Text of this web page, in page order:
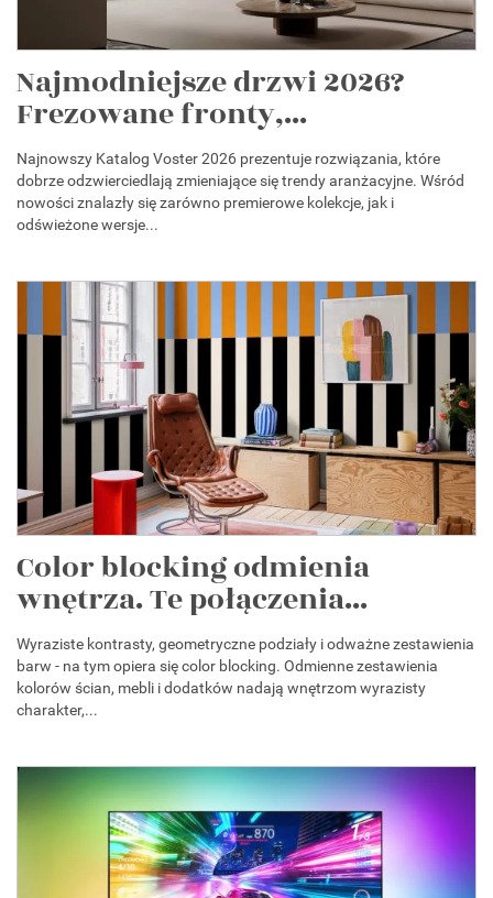
Najmodniejsze drzwi 2026?
Frezowane fronty,...
Najnowszy Katalog Voster 2026 prezentuje rozwiązania, które
dobrze odzwierciedlają zmieniające się trendy aranżacyjne. Wśród
nowości znalazły się zarówno premierowe kolekcje, jak i
odświeżone wersje...
Color blocking odmienia
wnętrza. Te połączenia...
Wyraziste kontrasty, geometryczne podziały i odważne zestawienia
barw - na tym opiera się color blocking. Odmienne zestawienia
kolorów ścian, mebli i dodatków nadają wnętrzom wyrazisty
charakter,...